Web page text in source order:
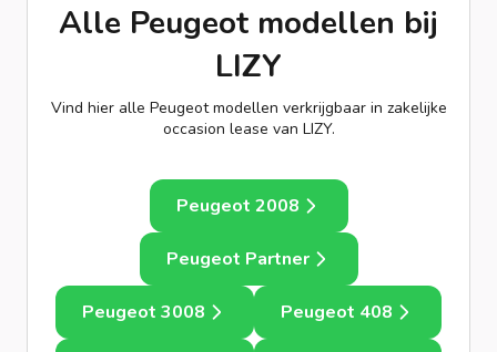
Alle Peugeot modellen bij
LIZY
Vind hier alle Peugeot modellen verkrijgbaar in zakelijke
occasion lease van LIZY.
Peugeot 2008
Peugeot Partner
Peugeot 3008 Peugeot 408